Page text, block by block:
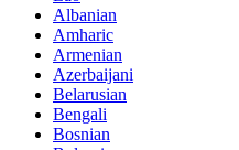
Albanian
Amharic
Armenian
Azerbaijani
Belarusian
Bengali
Bosnian